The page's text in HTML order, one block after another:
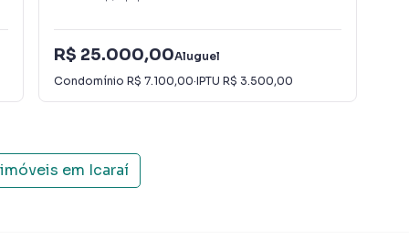
municipais, entre elas:
acesso às avenidas Roberto Silveira, Almirante Ary
mobilidade para clientes e colaboradores.
R$ 25.000,00Aluguel
Condomínio R$ 7.100,00·IPTU R$ 3.500,00
em Icaraí